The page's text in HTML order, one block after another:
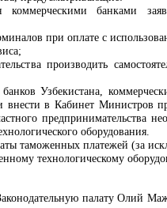
банками
при оплате с
производить
Узбекистана,
в Кабинет Министров
предпринимательства
оборудования.
таможенных платежей (за
технологическому
палату Олий